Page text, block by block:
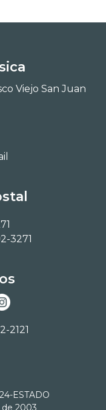
Viejo San Juan
3271
2121
ESTADO
de 2003